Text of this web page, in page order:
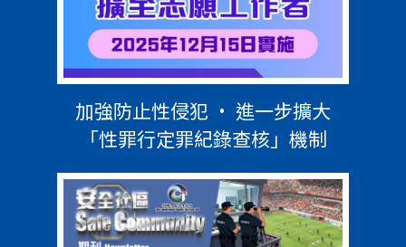
加強防止性侵犯 • 進一步擴大
「性罪行定罪紀錄查核」機制